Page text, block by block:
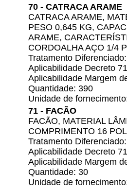
70 - CATRACA ARAME
CATRACA ARAME,
PESO 0,645 KG,
ARAME,
CORDOALHA AÇO 1/4
Tratamento
Aplicabilidade Decreto
Aplicabilidade Margem
Quantidade: 390
Unidade de
71 - FACÃO
FACÃO, MATERIAL
COMPRIMENTO 16
Tratamento
Aplicabilidade Decreto
Aplicabilidade Margem
Quantidade: 30
Unidade de